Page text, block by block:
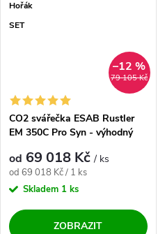
Hořák
SET
79 105 Kč
–12 %
CO2 svářečka ESAB Rustler
EM 350C Pro Syn - výhodný
od 69 018 Kč/ ks
Měrná cena:
od 69 018 Kč / 1 ks
Skladem 1 ks
ZOBRAZIT